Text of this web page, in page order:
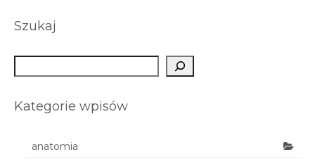
Szukaj
Kategorie wpisów
anatomia